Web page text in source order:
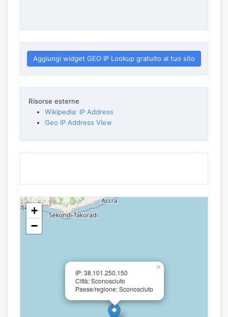
Aggiungi widget GEO IP Lookup gratuito al tuo sito
Risorse esterne
Wikipedia: IP Address
Geo IP Address View
IP: 38.101.250.150
Città: Sconosciuto
Paese/regione: Sconosciuto
×
+
−